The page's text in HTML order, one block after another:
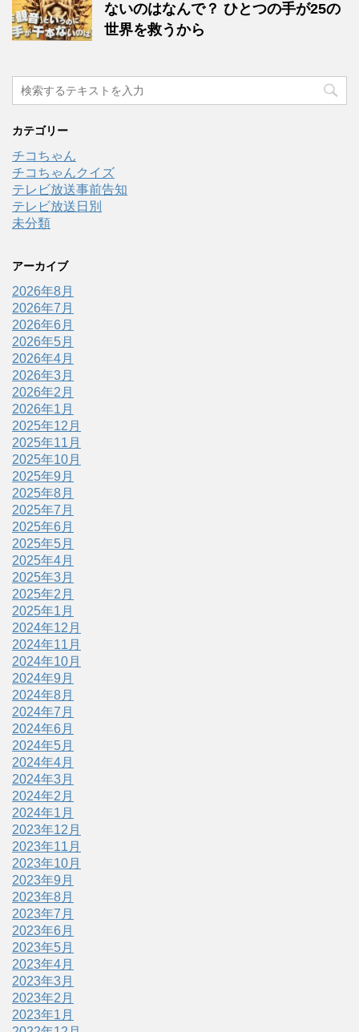
ないのはなんで？ ひとつの手が25の
世界を救うから
カテゴリー
チコちゃん
チコちゃんクイズ
テレビ放送事前告知
テレビ放送日別
未分類
アーカイブ
2026年8月
2026年7月
2026年6月
2026年5月
2026年4月
2026年3月
2026年2月
2026年1月
2025年12月
2025年11月
2025年10月
2025年9月
2025年8月
2025年7月
2025年6月
2025年5月
2025年4月
2025年3月
2025年2月
2025年1月
2024年12月
2024年11月
2024年10月
2024年9月
2024年8月
2024年7月
2024年6月
2024年5月
2024年4月
2024年3月
2024年2月
2024年1月
2023年12月
2023年11月
2023年10月
2023年9月
2023年8月
2023年7月
2023年6月
2023年5月
2023年4月
2023年3月
2023年2月
2023年1月